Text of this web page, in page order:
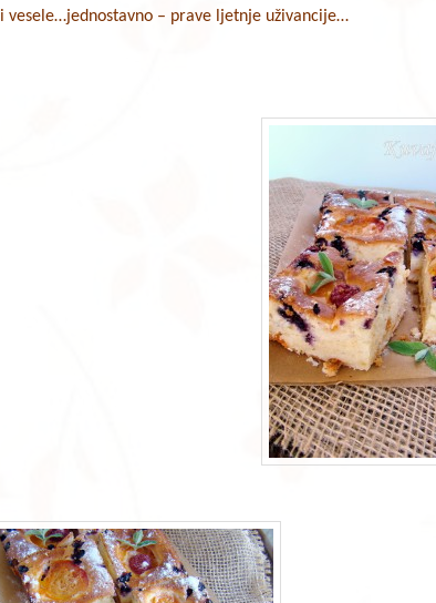
vesele…jednostavno – prave ljetnje uživancije…